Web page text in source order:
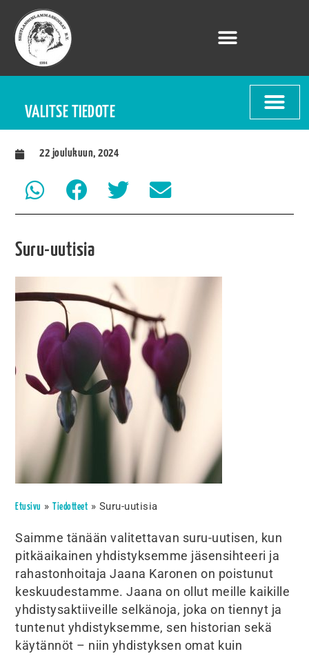
22 joulukuun, 2024
Suru-uutisia
Etusivu » Tiedotteet » Suru-uutisia
Saimme tänään valitettavan suru-uutisen, kun
pitkäaikainen yhdistyksemme jäsensihteeri ja
rahastonhoitaja Jaana Karonen on poistunut
keskuudestamme. Jaana on ollut meille kaikille
yhdistysaktiiveille selkänoja, joka on tiennyt ja
tuntenut yhdistyksemme, sen historian sekä
käytännöt – niin yhdistyksen omat kuin
VALITSE TIEDOTE